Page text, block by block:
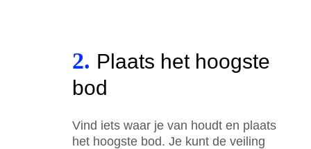
2. Plaats het hoogste
bod
Vind iets waar je van houdt en plaats
het hoogste bod. Je kunt de veiling